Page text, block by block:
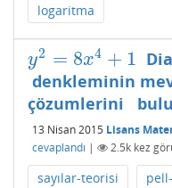
logaritma
y2 = 8x4 + 1
y2 8x 4+1
denkleminin
çözumlerini
13 Nisan 2015 Lisans
cevaplandı | 2.5k kez
sayılar-teorisi